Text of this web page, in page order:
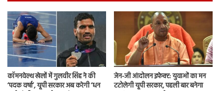
कॉमनवेल्थ खेलों में गुलवीर सिंह ने की
‘पदक वर्षा’, यूपी सरकार अब करेगी ‘धन
जेन-जी आंदोलन इफेक्ट: युवाओं का मन
टटोलेगी यूपी सरकार, पहली बार बनेगा